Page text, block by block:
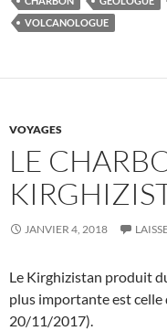
VOLCANOLOGUE
VOYAGES
LE
JANVIER 4, 2018
Le Kirghizistan produit
plus importante est celle
20/11/2017).